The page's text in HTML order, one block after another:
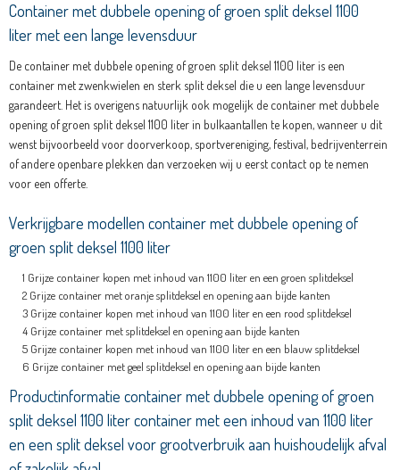
Container met dubbele opening of groen split deksel 1100
liter met een lange levensduur
De container met dubbele opening of groen split deksel 1100 liter is een
container met zwenkwielen en sterk split deksel die u een lange levensduur
garandeert. Het is overigens natuurlijk ook mogelijk de container met dubbele
opening of groen split deksel 1100 liter in bulkaantallen te kopen, wanneer u dit
wenst bijvoorbeeld voor doorverkoop, sportvereniging, festival, bedrijventerrein
of andere openbare plekken dan verzoeken wij u eerst contact op te nemen
voor een offerte.
Verkrijgbare modellen container met dubbele opening of
groen split deksel 1100 liter
Grijze container kopen met inhoud van 1100 liter en een groen splitdeksel
Grijze container met oranje splitdeksel en opening aan bijde kanten
Grijze container kopen met inhoud van 1100 liter en een rood splitdeksel
Grijze container met splitdeksel en opening aan bijde kanten
Grijze container kopen met inhoud van 1100 liter en een blauw splitdeksel
Grijze container met geel splitdeksel en opening aan bijde kanten
Productinformatie container met dubbele opening of groen
split deksel 1100 liter container met een inhoud van 1100 liter
en een split deksel voor grootverbruik aan huishoudelijk afval